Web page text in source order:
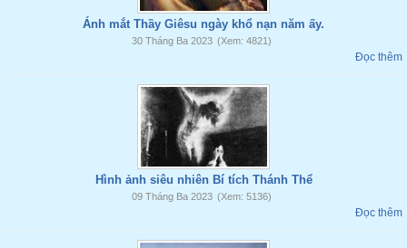
Ánh mắt Thầy Giêsu ngày khổ nạn năm ấy.
30 Tháng Ba 2023 (Xem: 4821)
Đọc thêm
Hình ảnh siêu nhiên Bí tích Thánh Thể
09 Tháng Ba 2023 (Xem: 5136)
Đọc thêm